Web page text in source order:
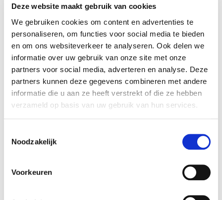
Deze website maakt gebruik van cookies
We gebruiken cookies om content en advertenties te
personaliseren, om functies voor social media te bieden
en om ons websiteverkeer te analyseren. Ook delen we
informatie over uw gebruik van onze site met onze
partners voor social media, adverteren en analyse. Deze
partners kunnen deze gegevens combineren met andere
informatie die u aan ze heeft verstrekt of die ze hebben
verzameld op basis van uw gebruik van hun services.
Noodzakelijk
Voorkeuren
de binnenstad?
Actueel
Rioolinspectie Vlijtseweg: tijdelijke verkeershinder
van 17 tot en met 21 augustus
Heeft u plannen om een woning te gaan bouwen?
Koninklijke onderscheiding voor dhr. Roland de